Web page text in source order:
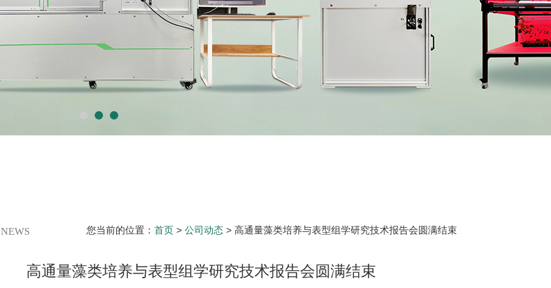
NEWS 您当前的位置： 首页 > 公司动态 > 高通量藻类培养与表型组学研究技术报告会圆满结束
高通量藻类培养与表型组学研究技术报告会圆满结束